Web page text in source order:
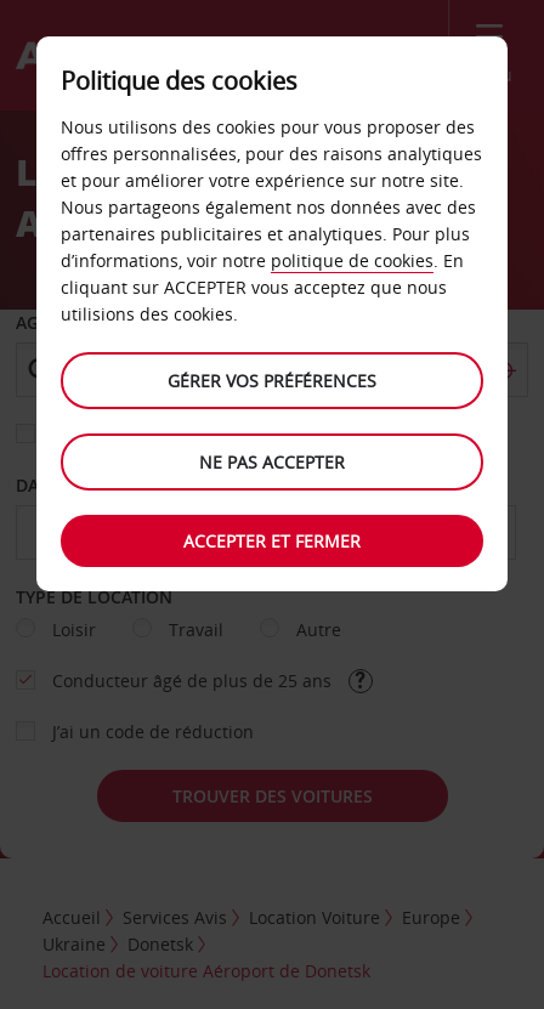
Menu
Welcome
AvisLocation de voiture
Aéroport de Donetsk
AGENCE DE DÉPART
Sélectionnez une autre agence de retour
DATE DE DÉPART DATE DE RETOUR
TYPE DE LOCATION
Loisir
Travail Autre
Conducteur âgé de plus de 25 ans
J’ai un code de réduction
TROUVER DES VOITURES
Accueil Services Avis Location Voiture
Europe
Ukraine
Donetsk
Location de voiture Aéroport de Donetsk
Politique des cookies
Nous utilisons des cookies pour vous proposer des
offres personnalisées, pour des raisons analytiques
et pour améliorer votre expérience sur notre site.
Nous partageons également nos données avec des
partenaires publicitaires et analytiques. Pour plus
d’informations, voir notre politique de cookies. En
cliquant sur ACCEPTER vous acceptez que nous
utilisions des cookies.
GÉRER VOS PRÉFÉRENCES
NE PAS ACCEPTER
ACCEPTER ET FERMER